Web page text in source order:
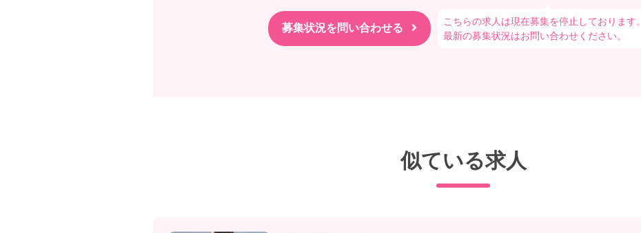
こちらの求人は現在募集を停止しております。
最新の募集状況はお問い合わせください。
似ている求人